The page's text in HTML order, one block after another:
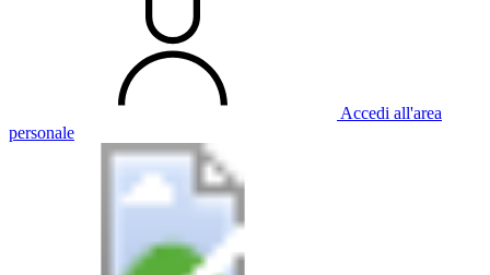
Accedi all'area
personale